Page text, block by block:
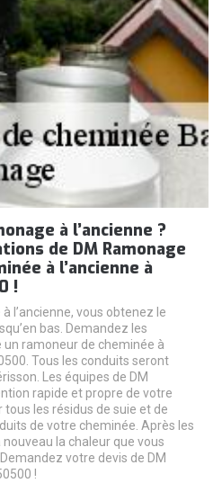
à l’ancienne ?
de DM Ramonage
à l’ancienne à
!
l’ancienne, vous obtenez le
bas. Demandez les
ramoneur de cheminée à
Tous les conduits seront
Les équipes de DM
rapide et propre de votre
les résidus de suie et de
de votre cheminée. Après les
la chaleur que vous
votre devis de DM
!